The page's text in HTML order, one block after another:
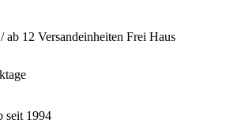
ab 12 Versandeinheiten Frei Haus
seit 1994